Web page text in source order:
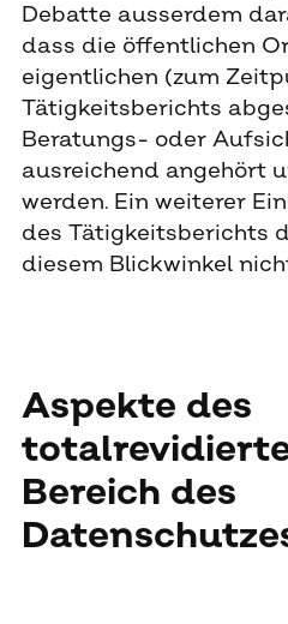
Debatte ausserdem
dass die öffentlichen
eigentlichen (zum
Tätigkeitsberichts
Beratungs- oder
ausreichend angehört
werden. Ein weiterer
des Tätigkeitsberichts
diesem Blickwinkel
Aspekte des
Bereich des